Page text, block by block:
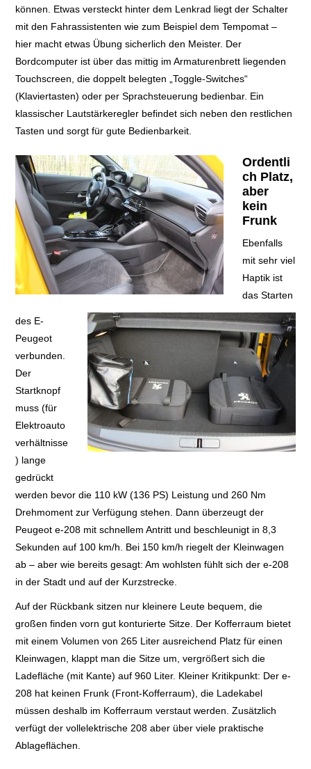
können. Etwas versteckt hinter dem Lenkrad liegt der Schalter
mit den Fahrassistenten wie zum Beispiel dem Tempomat –
hier macht etwas Übung sicherlich den Meister. Der
Bordcomputer ist über das mittig im Armaturenbrett liegenden
Touchscreen, die doppelt belegten „Toggle-Switches“
(Klaviertasten) oder per Sprachsteuerung bedienbar. Ein
klassischer Lautstärkeregler befindet sich neben den restlichen
Tasten und sorgt für gute Bedienbarkeit.
Ordentli
ch Platz,
aber
kein
Frunk
Ebenfalls
mit sehr viel
Haptik ist
das Starten
des E-
Peugeot
verbunden.
Der
Startknopf
muss (für
Elektroauto
verhältnisse
) lange
gedrückt
werden bevor die 110 kW (136 PS) Leistung und 260 Nm
Drehmoment zur Verfügung stehen. Dann überzeugt der
Peugeot e-208 mit schnellem Antritt und beschleunigt in 8,3
Sekunden auf 100 km/h. Bei 150 km/h riegelt der Kleinwagen
ab – aber wie bereits gesagt: Am wohlsten fühlt sich der e-208
in der Stadt und auf der Kurzstrecke.
Auf der Rückbank sitzen nur kleinere Leute bequem, die
großen finden vorn gut konturierte Sitze. Der Kofferraum bietet
mit einem Volumen von 265 Liter ausreichend Platz für einen
Kleinwagen, klappt man die Sitze um, vergrößert sich die
Ladefläche (mit Kante) auf 960 Liter. Kleiner Kritikpunkt: Der e-
208 hat keinen Frunk (Front-Kofferraum), die Ladekabel
müssen deshalb im Kofferraum verstaut werden. Zusätzlich
verfügt der vollelektrische 208 aber über viele praktische
Ablageflächen.